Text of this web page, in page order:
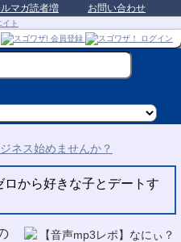
ルマガ読者増 お問い合わせ
ロから好きな子とデートす